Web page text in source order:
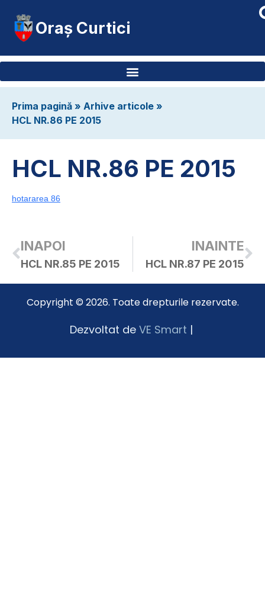
Oraș Curtici
Prima pagină » Arhive articole »
HCL NR.86 PE 2015
HCL NR.86 PE 2015
hotararea 86
INAPOI
HCL NR.85 PE 2015
INAINTE
HCL NR.87 PE 2015
Copyright © 2026. Toate drepturile rezervate.
Dezvoltat de VE Smart |